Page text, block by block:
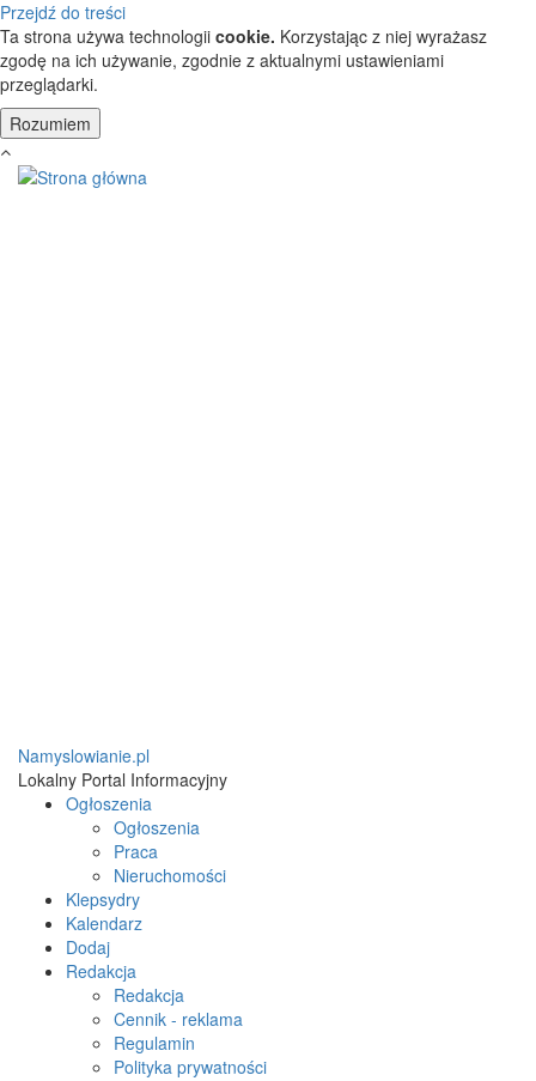
Przejdź do treści
Ta strona używa technologii cookie. Korzystając z niej wyrażasz
zgodę na ich używanie, zgodnie z aktualnymi ustawieniami
przeglądarki.
Namyslowianie.pl
Lokalny Portal Informacyjny
Ogłoszenia
Ogłoszenia
Praca
Nieruchomości
Klepsydry
Kalendarz
Dodaj
Redakcja
Redakcja
Cennik - reklama
Regulamin
Polityka prywatności